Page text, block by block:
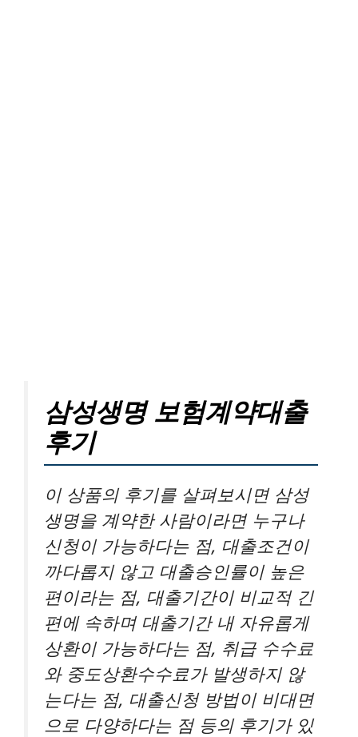
삼성생명 보험계약대출
후기
이 상품의 후기를 살펴보시면 삼성
생명을 계약한 사람이라면 누구나
신청이 가능하다는 점, 대출조건이
까다롭지 않고 대출승인률이 높은
편이라는 점, 대출기간이 비교적 긴
편에 속하며 대출기간 내 자유롭게
상환이 가능하다는 점, 취급 수수료
와 중도상환수수료가 발생하지 않
는다는 점, 대출신청 방법이 비대면
으로 다양하다는 점 등의 후기가 있